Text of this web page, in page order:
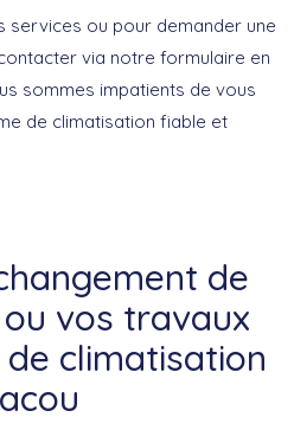
services ou pour demander une
via notre formulaire en
sommes impatients de vous
de climatisation fiable et
de
vos travaux
climatisation